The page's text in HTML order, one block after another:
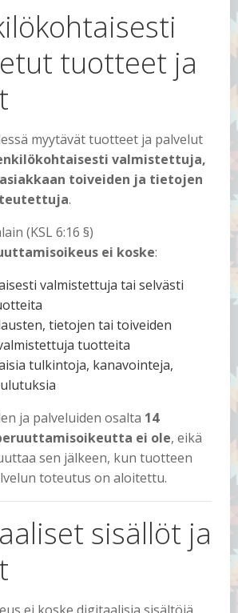
tuotteet ja
myytävät tuotteet ja palvelut
valmistettuja,
toiveiden ja tietojen
.
(KSL 6:16 §)
ei koske:
valmistettuja tai selvästi
tietojen tai toiveiden
tuotteita
tulkintoja, kanavointeja,
ja palveluiden osalta 14
ei ole, eikä
sen jälkeen, kun tuotteen
toteutus on aloitettu.
sisällöt ja